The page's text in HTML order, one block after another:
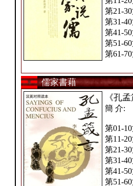
第21-
第31-
第41-
第51-
第61-
儒家書藉
《孔
簡 介:
第01-
第11-
第21-
第31-
第41-
第51-